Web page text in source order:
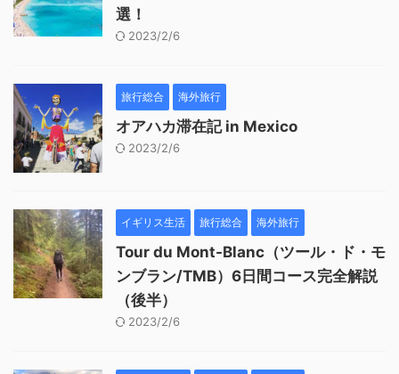
選！
2023/2/6
旅行総合 海外旅行
オアハカ滞在記 in Mexico
2023/2/6
イギリス生活 旅行総合 海外旅行
Tour du Mont-Blanc（ツール・ド・モ
ンブラン/TMB）6日間コース完全解説
（後半）
2023/2/6